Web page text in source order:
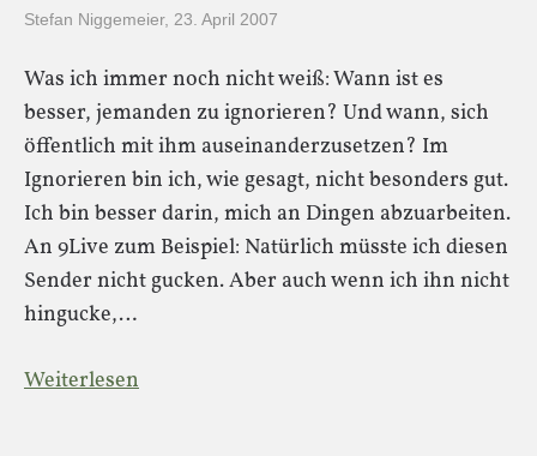
Stefan Niggemeier, 23. April 2007
Was ich immer noch nicht weiß: Wann ist es
besser, jemanden zu ignorieren? Und wann, sich
öffentlich mit ihm auseinanderzusetzen? Im
Ignorieren bin ich, wie gesagt, nicht besonders gut.
Ich bin besser darin, mich an Dingen abzuarbeiten.
An 9Live zum Beispiel: Natürlich müsste ich diesen
Sender nicht gucken. Aber auch wenn ich ihn nicht
hingucke,…
Weiterlesen